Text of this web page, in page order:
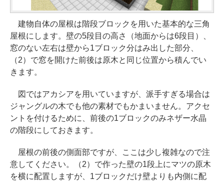
建物自体の屋根は階段ブロックを用いた基本的な三角
屋根にします。壁の5段目の高さ（地面からは6段目）、
窓のない左右は壁から1ブロック分はみ出した部分、
（2）で窓を開けた前後は原木と同じ位置から積んでい
きます。
図ではアカシアを用いていますが、派手すぎる場合は
ジャングルの木でも他の素材でもかまいません。アクセ
ントを付けるために、前後の1ブロックのみネザー水晶
の階段にしておきます。
屋根の前後の側面部ですが、ここは少し複雑なので注
意してください。（2）で作った壁の1段上にマツの原木
を横に配置しますが、1ブロックだけ壁よりも内側に配